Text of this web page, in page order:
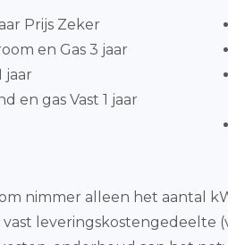
Prijs Zeker
en Gas 3 jaar
jaar
en gas Vast 1 jaar
nimmer alleen het aantal
leveringskostengedeelte